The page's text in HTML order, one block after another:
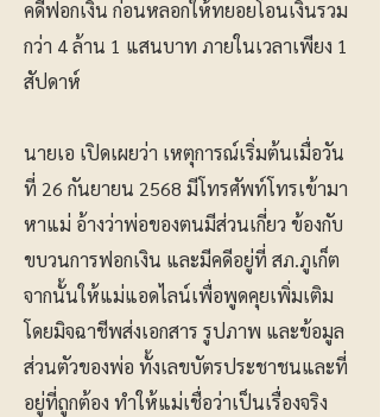
คดีฟอกเงิน ก่อนหลอกให้ทยอยโอนเงินรวม
กว่า 4 ล้าน 1 แสนบาท ภายในเวลาเพียง 1
สัปดาห์
นายเอ เปิดเผยว่า เหตุการณ์เริ่มต้นเมื่อวัน
ที่ 26 กันยายน 2568 มีโทรศัพท์โทรเข้ามา
หาแม่ อ้างว่าพ่อของตนมีส่วนเกี่ยว ข้องกับ
ขบวนการฟอกเงิน และมีคดีอยู่ที่ สภ.ภูเก็ต
จากนั้นให้แม่แอดไลน์เพื่อพูดคุยเพิ่มเติม
โดยมิจฉาชีพส่งเอกสาร รูปภาพ และข้อมูล
ส่วนตัวของพ่อ ทั้งเลขบัตรประชาชนและที่
อยู่ที่ถูกต้อง ทำให้แม่เชื่อว่าเป็นเรื่องจริง